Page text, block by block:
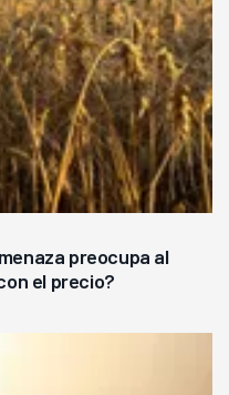
preocupa al
el precio?